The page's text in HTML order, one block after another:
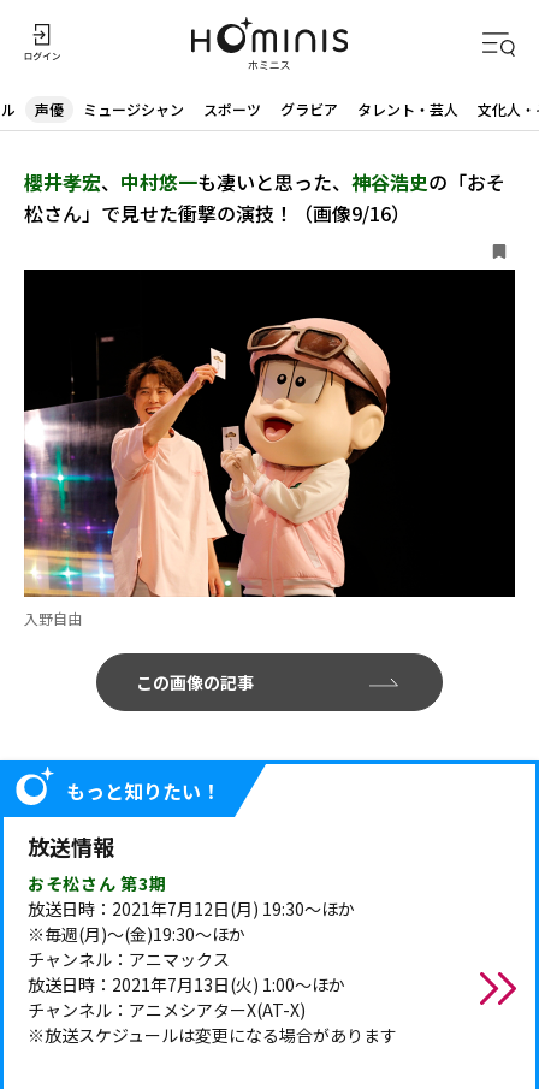
声優 ミュージシャン スポーツ グラビア タレント・芸人 文化人
櫻井孝宏、 中村悠一も凄いと思った、 神谷浩史の「おそ
松さん」で見せた衝撃の演技！（画像9/16）
入野自由
この画像の記事
もっと知りたい！
放送情報
おそ松さん 第3期
放送日時：2021年7月12日(月) 19:30～ほか
※毎週(月)～(金)19:30～ほか
チャンネル：アニマックス
放送日時：2021年7月13日(火) 1:00～ほか
チャンネル：アニメシアターX(AT-X)
※放送スケジュールは変更になる場合があります